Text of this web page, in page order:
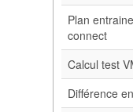
Plan
connect
Calcul test
Différence